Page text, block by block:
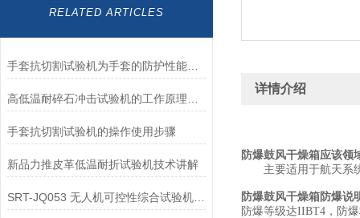
RELATED ARTICLES
手套抗切割试验机为手套的防护性能提供了客观数据
手套抗切割试验机的操作使用步骤
新品力推皮革低温耐折试验机技术讲解
SRT-JQ053 无人机可控性综合试验机的应用领域介绍
详情介绍
防爆鼓风干燥箱应该领
主要适用于航天系
防爆鼓风干燥箱防爆说
防爆等级达IIBT4 ，防